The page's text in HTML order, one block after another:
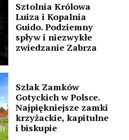
Sztolnia Królowa
Luiza i Kopalnia
Guido. Podziemny
spływ i niezwykłe
zwiedzanie Zabrza
Szlak Zamków
Gotyckich w Polsce.
Najpiękniejsze zamki
krzyżackie, kapitulne
i biskupie